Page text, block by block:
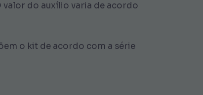
do auxílio varia de acordo
o kit de acordo com a série